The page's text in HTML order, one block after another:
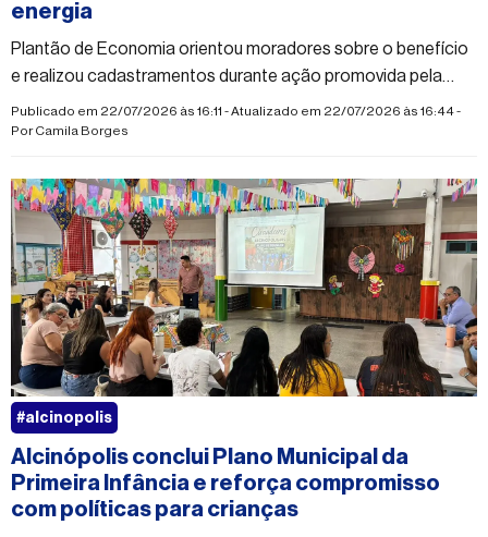
energia
Plantão de Economia orientou moradores sobre o benefício
e realizou cadastramentos durante ação promovida pela
Prefeitura em parceria com instituições
Publicado em 22/07/2026 às 16:11 - Atualizado em 22/07/2026 às 16:44 -
PorCamila Borges
Alcinópolis conclui Plano Municipal da
Primeira Infância e reforça compromisso
com políticas para crianças
#alcinopolis